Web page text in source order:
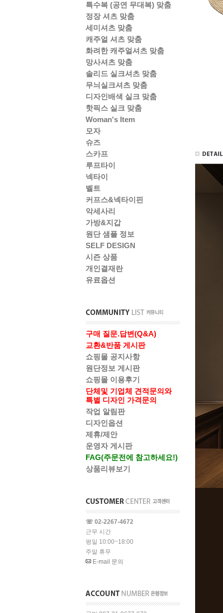
특수복 (공연 무대복) 맞춤
정장 셔츠 맞춤
세미셔츠 맞춤
캐주얼 셔츠 맞춤
화려한 캐주얼셔츠 맞춤
망사셔츠 맞춤
솔리드 실크셔츠 맞춤
무늬실크셔츠 맞춤
디자인배색 실크 맞춤
핫픽스 실크 맞춤
Woman's Item
모자
슈즈
스카프
루프타이
넥타이
벨트
커프스&넥타이핀
악세사리
가방&지갑
원단 샘플 정보
SELF DESIGN
시즌 상품
개인결재란
유료옵션
구매 질문.답변(Q&A)
교환&반품 게시판
쇼핑몰 공지사항
원단정보 게시판
쇼핑몰 이용후기
단체및 기업체 견적문의와
특별 디자인 가격문의
작업 알림판
디자인옵션
제휴/제안
운영자 게시판
FAG(주문전에 참고하세요!)
상품리뷰보기
☏ 02-2267-4672
근무 시간
평일 10:00~18:00
주말 휴무
E-mail 문의